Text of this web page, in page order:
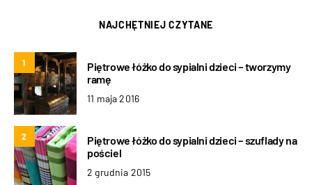
NAJCHĘTNIEJ CZYTANE
1
Piętrowe łóżko do sypialni dzieci – tworzymy
ramę
11 maja 2016
2
Piętrowe łóżko do sypialni dzieci – szuflady na
pościel
2 grudnia 2015